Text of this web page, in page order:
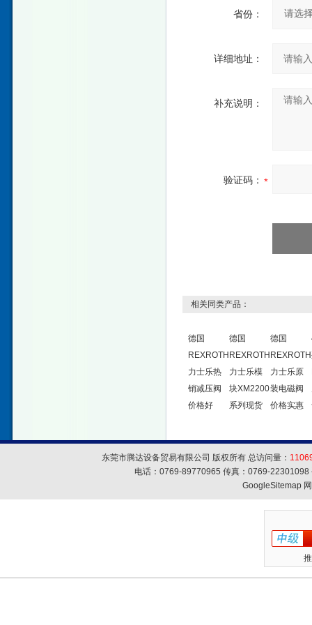
省份：
详细地址：
补充说明：
验证码：
相关同类产品：
德国
REXROTH
力士乐热
销减压阀
价格好
德国
REXROTH
力士乐模
块XM2200
系列现货
德国
REXROTH
力士乐原
装电磁阀
价格实惠
东莞市腾达设备贸易有限公司 版权所有 总访问量：
电话：0769-89770965 传真：0769-
GoogleSitemap网